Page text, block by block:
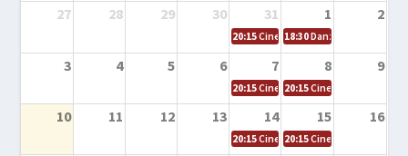
27
28 29 30 31 1 2
20:15Cine en la calle – Cómo
18:30Danza – Cita en el
3 4 5 6 7 8 9
20:15Cine en la calle – El niño y la
20:15Cine en la calle –
10 11 12 13 14 15 16
20:15Cine en la calle – Tortugas
20:15Cine en la calle –